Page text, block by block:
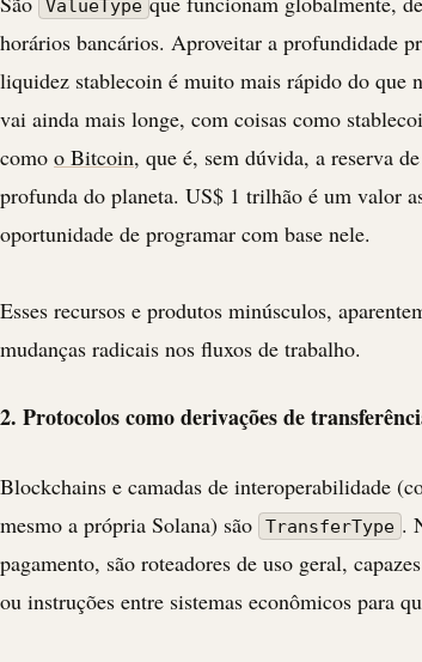
ValueType
horários bancários. Aproveitar a profundidade
liquidez stablecoin é muito mais rápido do que
vai ainda mais longe, com coisas como
como o Bitcoin, que é, sem dúvida, a reserva
profunda do planeta. US$ 1 trilhão é um valor
oportunidade de programar com base nele.
Esses recursos e produtos minúsculos,
mudanças radicais nos fluxos de trabalho.
2. Protocolos como derivações de
Blockchains e camadas de interoperabilidade
mesmo a própria Solana) são
TransferType .
pagamento, são roteadores de uso geral,
ou instruções entre sistemas econômicos para